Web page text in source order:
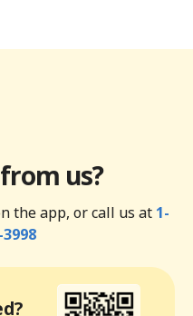
us?
the app, or call us at 1-